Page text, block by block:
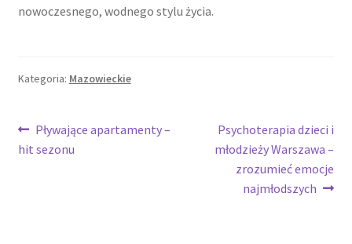
nowoczesnego, wodnego stylu życia.
Kategoria: Mazowieckie
Nawigacja
wpisu
Poprzedni
wpis:
Pływające apartamenty –
hit sezonu
Następny
wpis:
Psychoterapia dzieci i
młodzieży Warszawa –
zrozumieć emocje
najmłodszych